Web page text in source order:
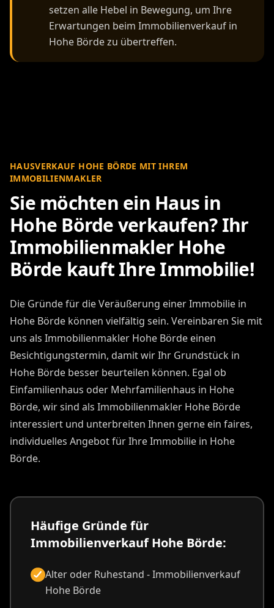
setzen alle Hebel in Bewegung, um Ihre
Erwartungen beim Immobilienverkauf in
Hohe Börde zu übertreffen.
HAUSVERKAUF HOHE BÖRDE MIT IHREM
IMMOBILIENMAKLER
Sie möchten ein Haus in
Hohe Börde verkaufen? Ihr
Immobilienmakler Hohe
Börde kauft Ihre Immobilie!
Die Gründe für die Veräußerung einer Immobilie in
Hohe Börde können vielfältig sein. Vereinbaren Sie mit
uns als Immobilienmakler Hohe Börde einen
Besichtigungstermin, damit wir Ihr Grundstück in
Hohe Börde besser beurteilen können. Egal ob
Einfamilienhaus oder Mehrfamilienhaus in Hohe
Börde, wir sind als Immobilienmakler Hohe Börde
interessiert und unterbreiten Ihnen gerne ein faires,
individuelles Angebot für Ihre Immobilie in Hohe
Börde.
Häufige Gründe für
Immobilienverkauf Hohe Börde:
Alter oder Ruhestand - Immobilienverkauf
Hohe Börde